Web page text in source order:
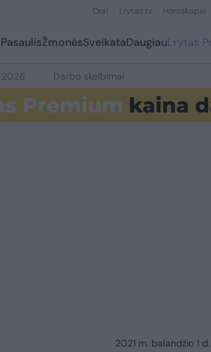
Orai Lrytas.tv Horoskopai
PasaulisŽmonėsSveikataDaugiauLrytas
2026 Darbo skelbimai
2021 m. balandžio 1